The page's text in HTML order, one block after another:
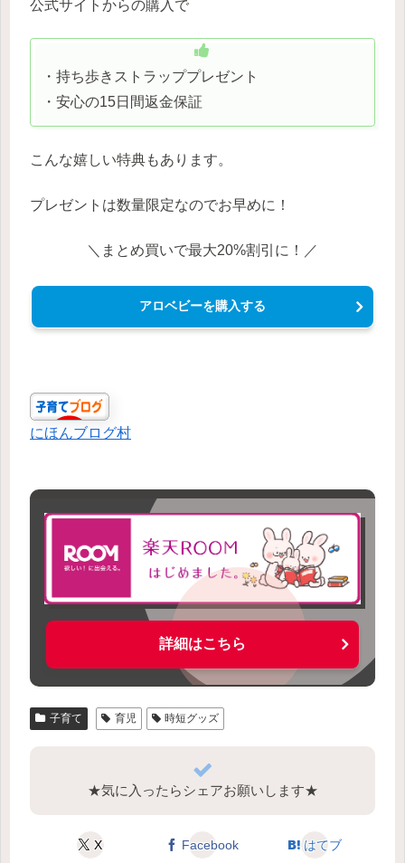
公式サイトからの購入で
・持ち歩きストラッププレゼント
・安心の15日間返金保証
こんな嬉しい特典もあります。
プレゼントは数量限定なのでお早めに！
＼まとめ買いで最大20%割引に！／
アロベビーを購入する
にほんブログ村
詳細はこちら
子育て 育児 時短グッズ
★気に入ったらシェアお願いします★
X Facebook はてブ